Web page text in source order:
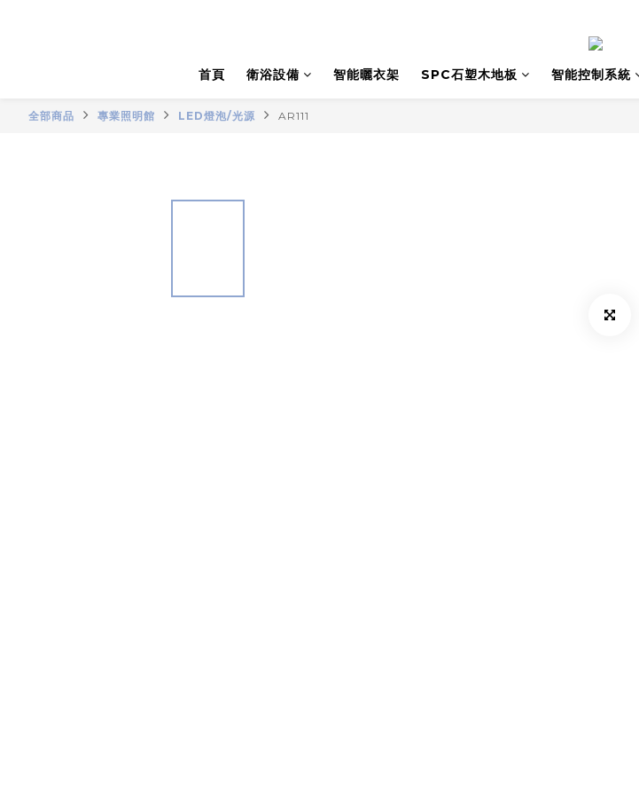
首頁 衛浴設備 智能曬衣架 SPC石塑木地板 智能控制系統
全部商品 專業照明館 LED燈泡/光源 AR111